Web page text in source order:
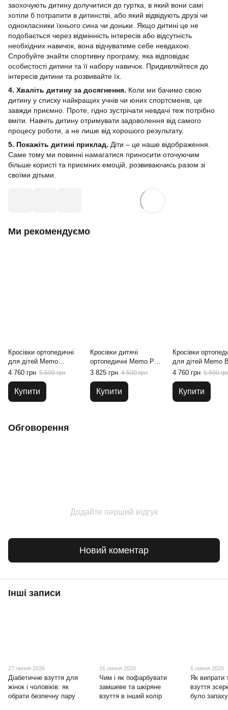
заохочують дитину долучитися до гуртка, в який вони самі
хотіли б потрапити в дитинстві, або який відвідують друзі чи
однокласники їхнього сина чи доньки. Якщо дитині це не
подобається через відмінність інтересів або відсутність
необхідних навичок, вона відчуватиме себе невдахою.
Спробуйте знайти спортивну програму, яка відповідає
особистості дитини та її набору навичок. Придивляйтеся до
інтересів дитини та розвивайте їх.
4. Хваліть дитину за досягнення. Коли ми бачимо свою
дитину у списку найкращих учнів чи юних спортсменів, це
завжди приємно. Проте, гідно зустрічати невдачі теж потрібно
вміти. Навчіть дитину отримувати задоволення від самого
процесу роботи, а не лише від хорошого результату.
5. Покажіть дитині приклад. Діти – це наше відображення.
Саме тому ми повинні намагатися приносити оточуючим
більше користі та приємних емоцій, розвиваючись разом зі
своїми дітьми.
Ми рекомендуємо
Кросівки ортопедичні
для дітей Memo
Portland 1JD Рожеві, 30
4 760 грн 5 600 грн
Купити
Кросівки дитячі
ортопедичні Memo Polo
3JD Сірі, 30
3 825 грн 4 500 грн
Купити
Кросівки
для дітей Memo
7JD, 30
4 760 грн 5 600
Купити
Обговорення
Додайте перший відгук
Новий коментар
Інші записи
27 липня 2026
Діабетичне взуття для
жінок і чоловіків: як
обрати безпечну пару
16 липня 2026
Чим і як пофарбувати
замшеве та шкіряне
взуття в інший колір
6 липня 2026
Як випрати
взуття
було запаху